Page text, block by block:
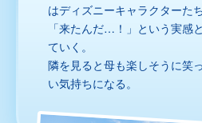
はディズニーキャラクターた
「来たんだ…！」という実感
ていく。
隣を見ると母も楽しそうに笑
い気持ちになる。